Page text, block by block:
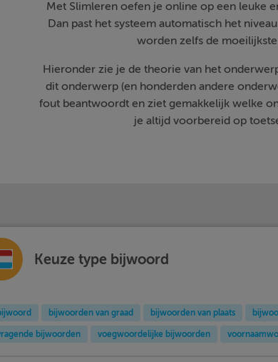
Met Slimleren oefen je online op een leuke
Dan past het systeem automatisch het
worden zelfs de
Hieronder zie je de theorie van het
dit onderwerp (en honderden andere
fout beantwoordt en ziet gemakkelijk welke
je altijd voorbereid op
Keuze type bijwoord
bijwoorden van graad bijwoorden van plaats
bijwoorden voegwoordelijke bijwoorden